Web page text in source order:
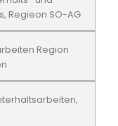
Regieon SO-AG
Region